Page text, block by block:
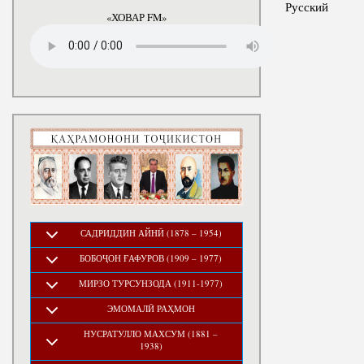
Русский
«ХОВАР FM»
САДРИДДИН АЙНӢ (1878 – 1954)
БОБОҶОН ҒАФУРОВ (1909 – 1977)
МИРЗО ТУРСУНЗОДА (1911-1977)
ЭМОМАЛӢ РАҲМОН
НУСРАТУЛЛО МАХСУМ (1881 –
1938)